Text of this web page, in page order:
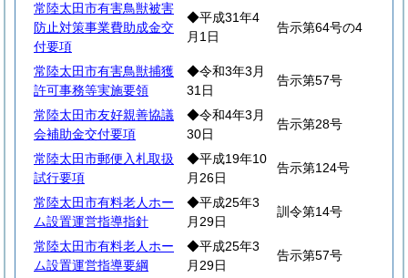
常陸太田市有害鳥獣被害
防止対策事業費助成金交
付要項
◆平成31年4
月1日
告示第64号の4
常陸太田市有害鳥獣捕獲
許可事務等実施要領
◆令和3年3月
31日
告示第57号
常陸太田市友好親善協議
会補助金交付要項
◆令和4年3月
30日
告示第28号
常陸太田市郵便入札取扱
試行要項
◆平成19年10
月26日
告示第124号
常陸太田市有料老人ホー
ム設置運営指導指針
◆平成25年3
月29日
訓令第14号
常陸太田市有料老人ホー
ム設置運営指導要綱
◆平成25年3
月29日
告示第57号